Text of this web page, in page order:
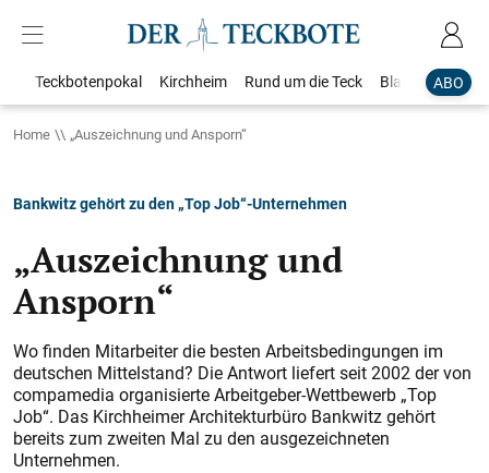
ABO
Teckbotenpokal Kirchheim Rund um die Teck Blaulicht
Home „Auszeichnung und Ansporn“
Bankwitz gehört zu den „Top Job“-Unternehmen
„Auszeichnung und
Ansporn“
Wo finden Mitarbeiter die besten Arbeitsbedingungen im
deutschen Mittelstand? Die Antwort liefert seit 2002 der von
compamedia organisierte Arbeitgeber-Wettbewerb „Top
Job“. Das Kirchheimer Architekturbüro Bankwitz gehört
bereits zum zweiten Mal zu den ausgezeichneten
Unternehmen.